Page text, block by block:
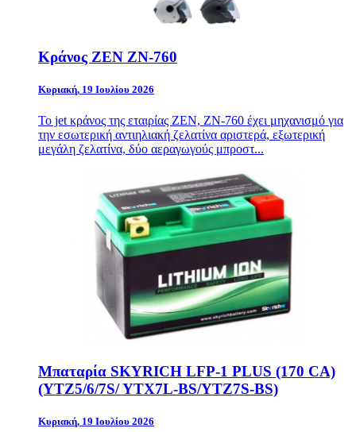
Κράνος ZEN ZN-760
Κυριακή, 19 Ιουλίου 2026
Το jet κράνος της εταιρίας ZEN, ZN-760 έχει μηχανισμό για
την εσωτερική αντιηλιακή ζελατίνα αριστερά, εξωτερική
μεγάλη ζελατίνα, δύο αεραγωγούς μπροστ...
Μπαταρία SKYRICH LFP-1 PLUS (170 CA)
(YTZ5/6/7S/ YTX7L-BS/YTZ7S-BS)
Κυριακή, 19 Ιουλίου 2026